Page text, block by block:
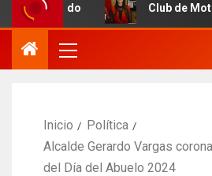
Club de Motos 360
Inicio
Política
Alcalde Gerardo Vargas
del Día del Abuelo 2024